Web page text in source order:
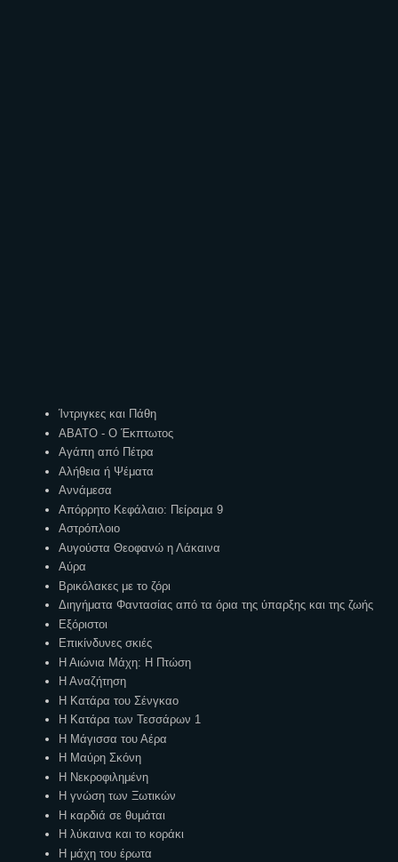
Ίντριγκες και Πάθη
ΑΒΑΤΟ - Ο Έκπτωτος
Αγάπη από Πέτρα
Αλήθεια ή Ψέματα
Αννάμεσα
Απόρρητο Κεφάλαιο: Πείραμα 9
Αστρόπλοιο
Αυγούστα Θεοφανώ η Λάκαινα
Αύρα
Βρικόλακες με το ζόρι
Διηγήματα Φαντασίας από τα όρια της ύπαρξης και της ζωής
Εξόριστοι
Επικίνδυνες σκιές
Η Αιώνια Μάχη: Η Πτώση
Η Αναζήτηση
Η Κατάρα του Σένγκαο
Η Κατάρα των Τεσσάρων 1
Η Μάγισσα του Αέρα
Η Μαύρη Σκόνη
Η Νεκροφιλημένη
Η γνώση των Ξωτικών
Η καρδιά σε θυμάται
Η λύκαινα και το κοράκι
Η μάχη του έρωτα